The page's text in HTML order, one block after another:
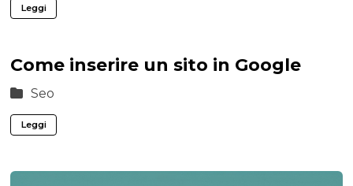
Leggi
Come inserire un sito in Google
Seo
Leggi